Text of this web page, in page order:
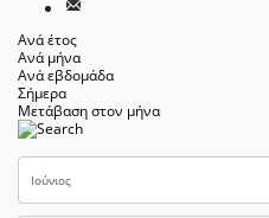
Ανά έτος
Ανά μήνα
Ανά εβδομάδα
Σήμερα
Μετάβαση στον μήνα